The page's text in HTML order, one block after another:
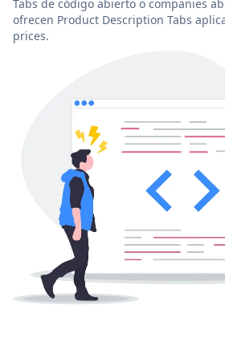
Tabs de código abierto o companies
ofrecen Product Description Tabs
prices.